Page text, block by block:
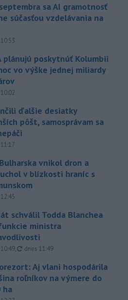
sa AI gramotnosť
súčasťou vzdelávania na
plánujú poskytnúť Kolumbii
vo výške jednej miliardy
ďalšie desiatky
pôšt, samosprávam sa
vnikol dron a
v blízkosti hraníc s
schválil Todda Blanchea
ministra
, aktualizované
dnes 11:49
Aj vlani hospodárila
roľníkov na výmere do
ha